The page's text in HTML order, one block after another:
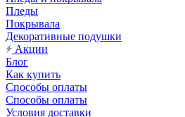
Пледы
Покрывала
Декоративные подушки
Акции
Блог
Как купить
Способы оплаты
Способы оплаты
Условия доставки